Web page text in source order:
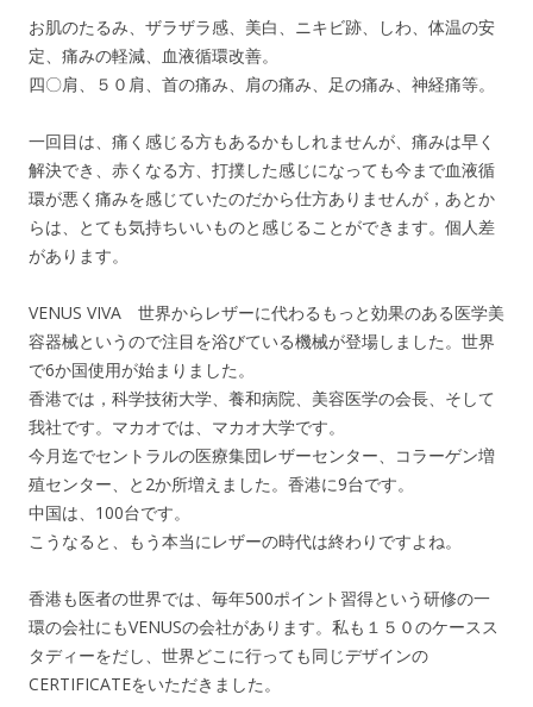
お肌のたるみ、ザラザラ感、美白、ニキビ跡、しわ、体温の安
定、痛みの軽減、血液循環改善。
四〇肩、５０肩、首の痛み、肩の痛み、足の痛み、神経痛等。
一回目は、痛く感じる方もあるかもしれませんが、痛みは早く
解決でき、赤くなる方、打撲した感じになっても今まで血液循
環が悪く痛みを感じていたのだから仕方ありませんが，あとか
らは、とても気持ちいいものと感じることができます。個人差
があります。
VENUS VIVA 世界からレザーに代わるもっと効果のある医学美
容器械というので注目を浴びている機械が登場しました。世界
で6か国使用が始まりました。
香港では，科学技術大学、養和病院、美容医学の会長、そして
我社です。マカオでは、マカオ大学です。
今月迄でセントラルの医療集団レザーセンター、コラーゲン増
殖センター、と2か所増えました。香港に9台です。
中国は、100台です。
こうなると、もう本当にレザーの時代は終わりですよね。
香港も医者の世界では、毎年500ポイント習得という研修の一
環の会社にもVENUSの会社があります。私も１５０のケースス
タディーをだし、世界どこに行っても同じデザインの
CERTIFICATEをいただきました。